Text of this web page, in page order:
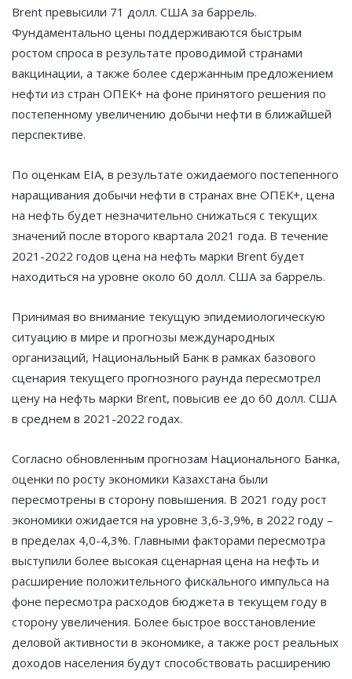
Brent превысили 71 долл. США за баррель.
Фундаментально цены поддерживаются быстрым
ростом спроса в результате проводимой странами
вакцинации, а также более сдержанным предложением
нефти из стран ОПЕК+ на фоне принятого решения по
постепенному увеличению добычи нефти в ближайшей
перспективе.
По оценкам EIA, в результате ожидаемого постепенного
наращивания добычи нефти в странах вне ОПЕК+, цена
на нефть будет незначительно снижаться с текущих
значений после второго квартала 2021 года. В течение
2021-2022 годов цена на нефть марки Brent будет
находиться на уровне около 60 долл. США за баррель.
Принимая во внимание текущую эпидемиологическую
ситуацию в мире и прогнозы международных
организаций, Национальный Банк в рамках базового
сценария текущего прогнозного раунда пересмотрел
цену на нефть марки Brent, повысив ее до 60 долл. США
в среднем в 2021-2022 годах.
Согласно обновленным прогнозам Национального Банка,
оценки по росту экономики Казахстана были
пересмотрены в сторону повышения. В 2021 году рост
экономики ожидается на уровне 3,6-3,9%, в 2022 году –
в пределах 4,0-4,3%. Главными факторами пересмотра
выступили более высокая сценарная цена на нефть и
расширение положительного фискального импульса на
фоне пересмотра расходов бюджета в текущем году в
сторону увеличения. Более быстрое восстановление
деловой активности в экономике, а также рост реальных
доходов населения будут способствовать расширению